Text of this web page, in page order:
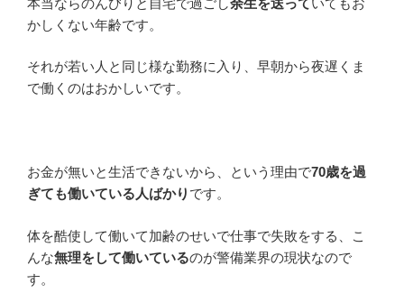
かしくない年齢です。
それが若い人と同じ様な勤務に入り、早朝から夜遅くま
で働くのはおかしいです。
お金が無いと生活できないから、という理由で70歳を過
ぎても働いている人ばかり です。
体を酷使して働いて加齢のせいで仕事で失敗をする、こ
んな無理をして働いているのが警備業界の現状なので
す。